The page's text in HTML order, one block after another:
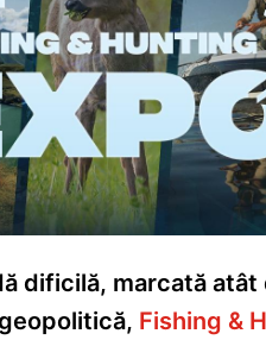
dificilă, marcată atât
Fishing &